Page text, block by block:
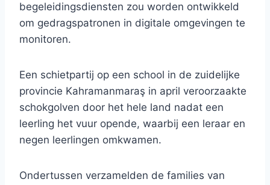
begeleidingsdiensten zou worden ontwikkeld
om gedragspatronen in digitale omgevingen te
monitoren.
Een schietpartij op een school in de zuidelijke
provincie Kahramanmaraş in april veroorzaakte
schokgolven door het hele land nadat een
leerling het vuur opende, waarbij een leraar en
negen leerlingen omkwamen.
Ondertussen verzamelden de families van